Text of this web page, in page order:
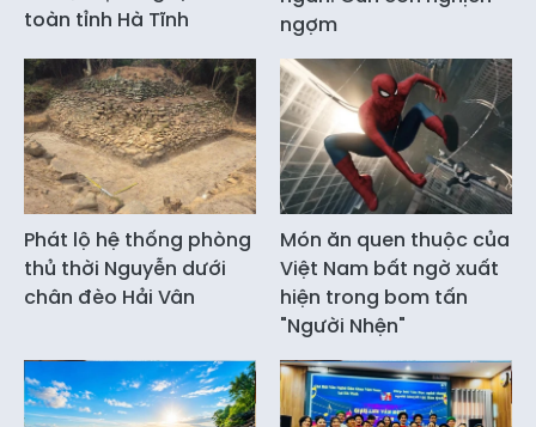
toàn tỉnh Hà Tĩnh
ngợm
Phát lộ hệ thống phòng
thủ thời Nguyễn dưới
chân đèo Hải Vân
Món ăn quen thuộc của
Việt Nam bất ngờ xuất
hiện trong bom tấn
"Người Nhện"